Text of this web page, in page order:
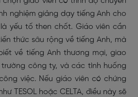
nghiệm giảng dạy tiếng Anh cho
yếu tố then chốt. Giáo viên cần
thức sâu rộng về tiếng Anh, mà
về tiếng Anh thương mại, giao
công ty, và các tình huống
việc. Nếu giáo viên có chứng
TESOL hoặc CELTA, điều này sẽ